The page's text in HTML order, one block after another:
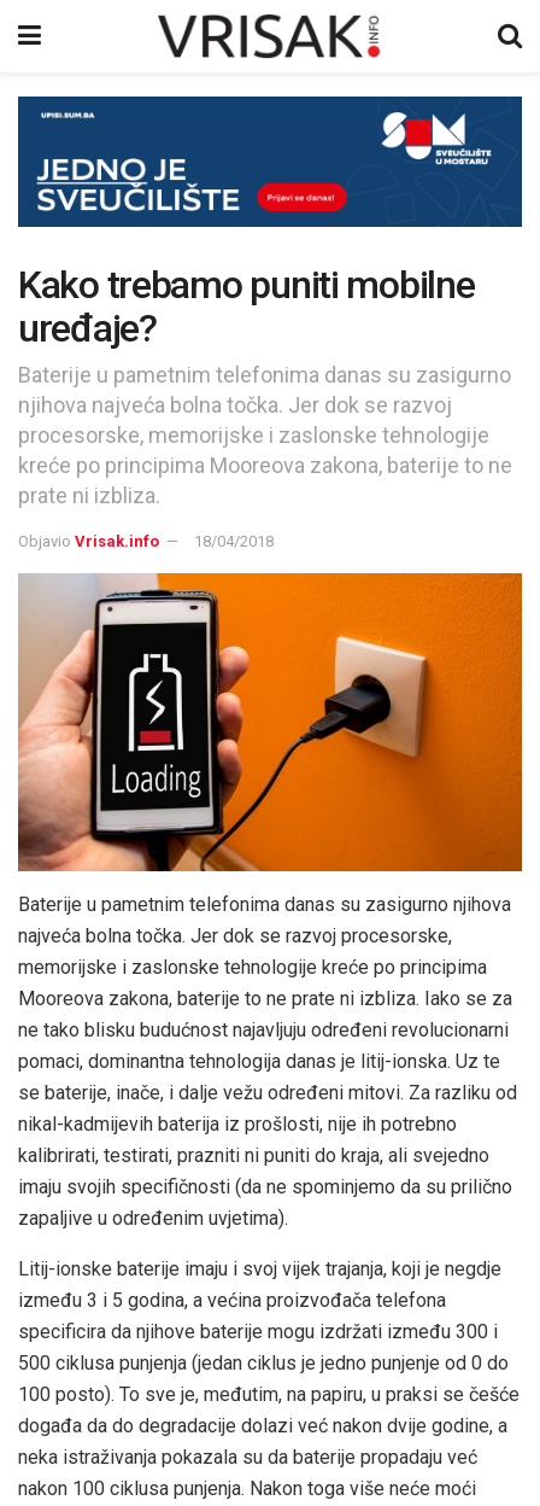
Kako trebamo puniti mobilne
uređaje?
Baterije u pametnim telefonima danas su zasigurno
njihova najveća bolna točka. Jer dok se razvoj
procesorske, memorijske i zaslonske tehnologije
kreće po principima Mooreova zakona, baterije to ne
prate ni izbliza.
Objavio Vrisak.info 18/04/2018
Baterije u pametnim telefonima danas su zasigurno njihova
najveća bolna točka. Jer dok se razvoj procesorske,
memorijske i zaslonske tehnologije kreće po principima
Mooreova zakona, baterije to ne prate ni izbliza. Iako se za
ne tako blisku budućnost najavljuju određeni revolucionarni
pomaci, dominantna tehnologija danas je litij-ionska. Uz te
se baterije, inače, i dalje vežu određeni mitovi. Za razliku od
nikal-kadmijevih baterija iz prošlosti, nije ih potrebno
kalibrirati, testirati, prazniti ni puniti do kraja, ali svejedno
imaju svojih specifičnosti (da ne spominjemo da su prilično
zapaljive u određenim uvjetima).
Litij-ionske baterije imaju i svoj vijek trajanja, koji je negdje
između 3 i 5 godina, a većina proizvođača telefona
specificira da njihove baterije mogu izdržati između 300 i
500 ciklusa punjenja (jedan ciklus je jedno punjenje od 0 do
100 posto). To sve je, međutim, na papiru, u praksi se češće
događa da do degradacije dolazi već nakon dvije godine, a
neka istraživanja pokazala su da baterije propadaju već
nakon 100 ciklusa punjenja. Nakon toga više neće moći